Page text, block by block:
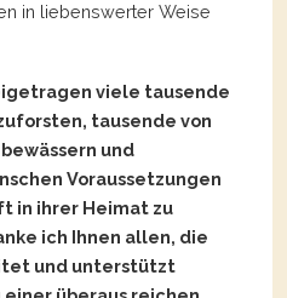
in liebenswerter Weise
viele tausende
tausende von
und
Voraussetzungen
in ihrer Heimat zu
ich Ihnen allen, die
und unterstützt